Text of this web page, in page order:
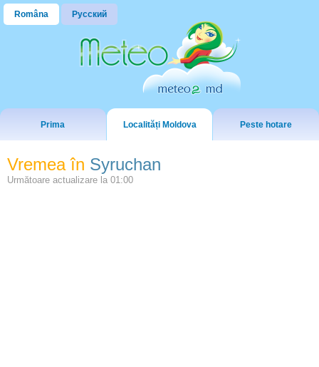
Româna Русский
Prima Localități Moldova Peste hotare
Vremea în Syruchan
Următoare actualizare la 01:00